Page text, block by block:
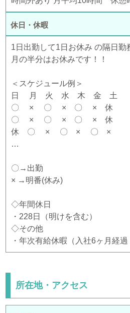
休日・休暇
1日出勤して1日お休み の隔日勤
月の半分はお休みです！！
＜スケジュール例＞
日 月 火 水 木 金 土
〇 × 〇 × 〇 × 休
〇 × 〇 × 〇 × 休
休 〇 × 〇 × 〇 ×
…
〇→出勤
× →明番(休み)
◇年間休日
・228日（明けを含む）
◇その他
・年次有給休暇（入社6ヶ月経過
所在地・アクセス